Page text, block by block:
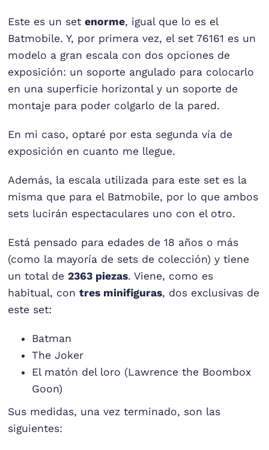
Este es un setenorme, igual que lo es el
Batmobile. Y, por primera vez, el set 76161 es un
modelo a gran escala con dos opciones de
exposición: un soporte angulado para colocarlo
en una superficie horizontal y un soporte de
montaje para poder colgarlo de la pared.
En mi caso, optaré por esta segunda vía de
exposición en cuanto me llegue.
Además, la escala utilizada para este set es la
misma que para el Batmobile, por lo que ambos
sets lucirán espectaculares uno con el otro.
Está pensado para edades de 18 años o más
(como la mayoría de sets de colección) y tiene
un total de2363 piezas. Viene, como es
habitual, contres minifiguras, dos exclusivas de
este set:
Batman
The Joker
El matón del loro (Lawrence the Boombox
Goon)
Sus medidas, una vez terminado, son las
siguientes: